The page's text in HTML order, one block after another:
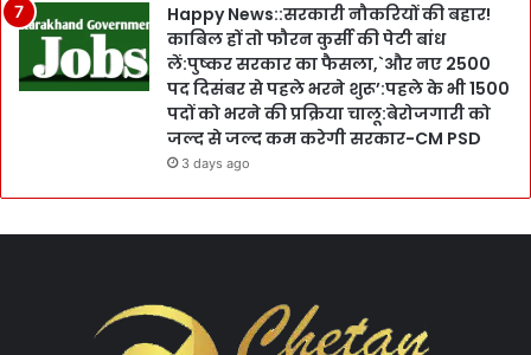
Happy News::सरकारी नौकरियों की बहार!
काबिल हों तो फौरन कुर्सी की पेटी बांध
लें:पुष्कर सरकार का फैसला,`और नए 2500
पद दिसंबर से पहले भरने शुरू’:पहले के भी 1500
पदों को भरने की प्रक्रिया चालू:बेरोजगारी को
जल्द से जल्द कम करेगी सरकार-CM PSD
3 days ago